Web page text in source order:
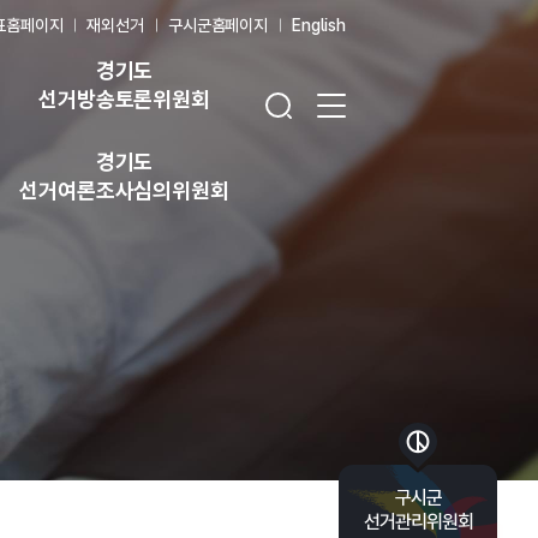
홈페이지 재외선거 구시군홈페이지 English
경기도
선거방송토론위원회
경기도
선거여론조사심의위원회
구시군
선거관리위원회
바로가기 목록 열기